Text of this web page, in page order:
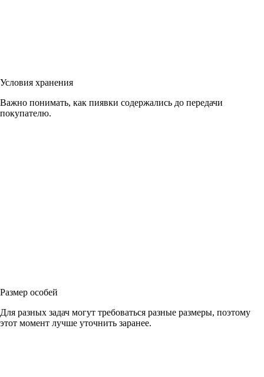
Условия хранения
Важно понимать, как пиявки содержались до передачи
покупателю.
Размер особей
Для разных задач могут требоваться разные размеры, поэтому
этот момент лучше уточнить заранее.